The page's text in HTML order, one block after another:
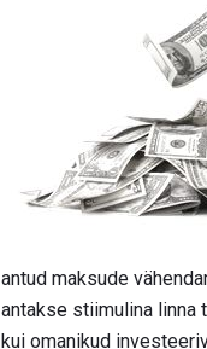
antud maksude
antakse stiimulina linna
kui omanikud